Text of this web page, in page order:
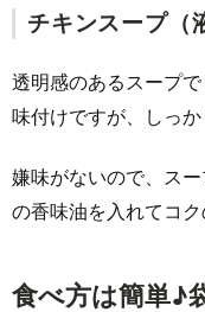
チキンスープ（
透明感のあるスープ
味付けですが、しっか
嫌味がないので、ス
の香味油を入れてコク
食べ方は簡単♪